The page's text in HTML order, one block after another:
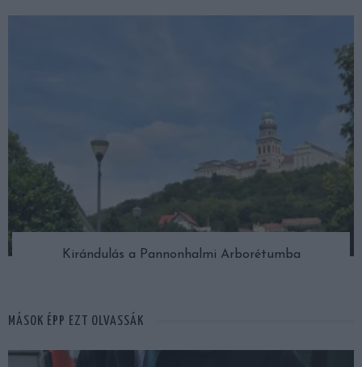
Kirándulás a Pannonhalmi Arborétumba
MÁSOK ÉPP EZT OLVASSÁK